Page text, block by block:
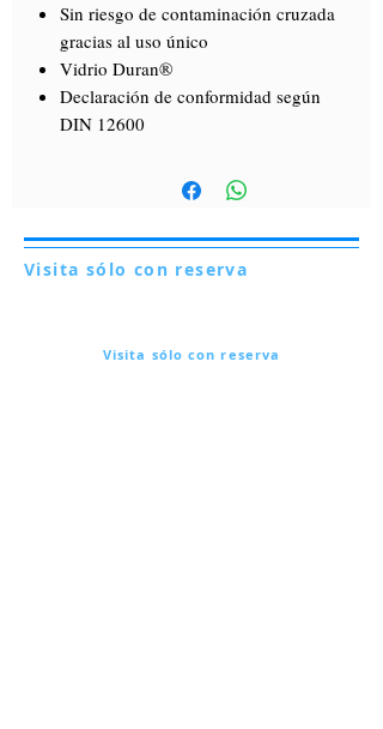
Sin riesgo de contaminación cruzada
gracias al uso único
Vidrio Duran®
Declaración de conformidad según
DIN 12600
Visita sólo con reserva
Visita sólo con reserva